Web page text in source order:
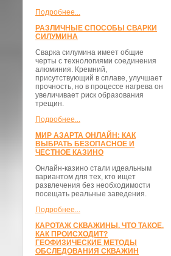
Подробнее...
РАЗЛИЧНЫЕ СПОСОБЫ СВАРКИ
СИЛУМИНА
Сварка силумина имеет общие
черты с технологиями соединения
алюминия. Кремний,
присутствующий в сплаве, улучшает
прочность, но в процессе нагрева он
увеличивает риск образования
трещин.
Подробнее...
МИР АЗАРТА ОНЛАЙН: КАК
ВЫБРАТЬ БЕЗОПАСНОЕ И
ЧЕСТНОЕ КАЗИНО
Онлайн-казино стали идеальным
вариантом для тех, кто ищет
развлечения без необходимости
посещать реальные заведения.
Подробнее...
КАРОТАЖ СКВАЖИНЫ. ЧТО ТАКОЕ,
КАК ПРОИСХОДИТ?
ГЕОФИЗИЧЕСКИЕ МЕТОДЫ
ОБСЛЕДОВАНИЯ СКВАЖИН